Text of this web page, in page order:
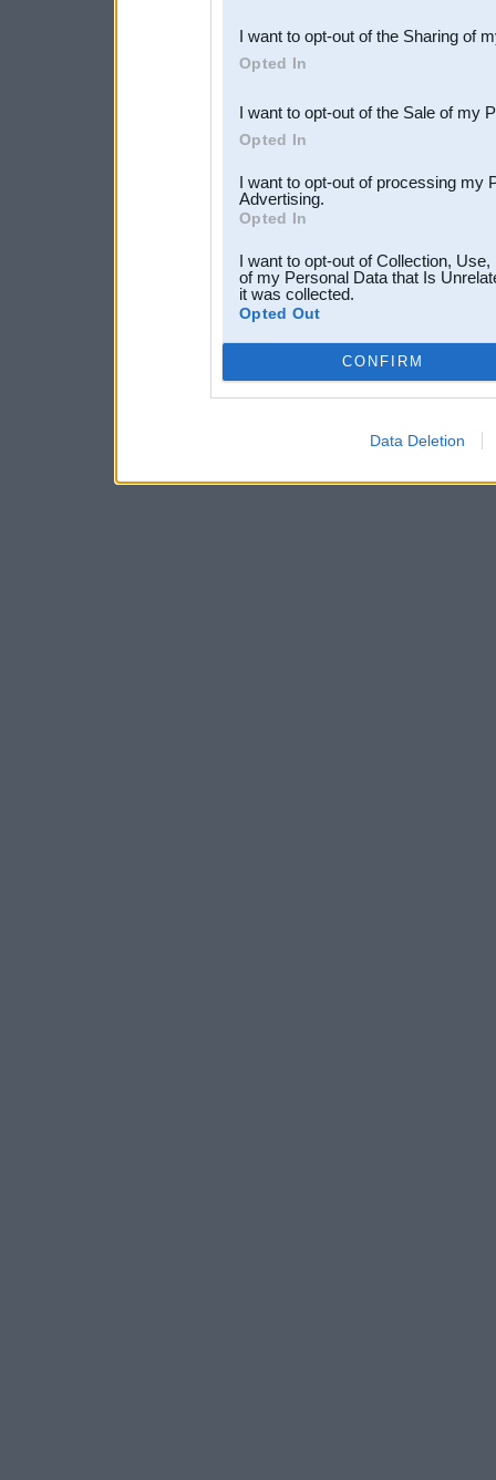
Downstream Participants
third parties.
I want to opt-out of the Sharing of
Opted In
I want to opt-out of the Sale of my
Opted In
I want to opt-out of processing my
Advertising.
Opted In
I want to opt-out of Collection,
of my Personal Data that Is
it was collected.
Opted Out
CONFIRM
Data Deletion